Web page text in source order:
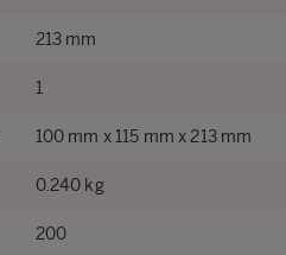
213 mm
1
100 mm x 115 mm x 213 mm
0.240 kg
200